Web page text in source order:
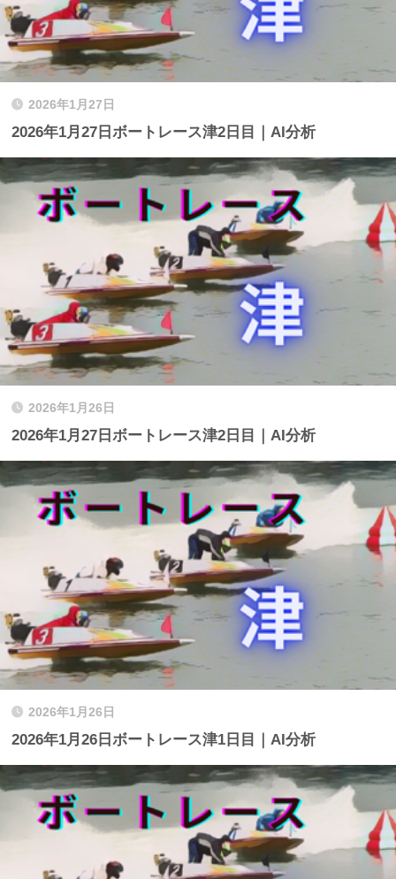
2026年1月27日
2026年1月27日ボートレース津2日目｜AI分析
2026年1月26日
2026年1月27日ボートレース津2日目｜AI分析
2026年1月26日
2026年1月26日ボートレース津1日目｜AI分析